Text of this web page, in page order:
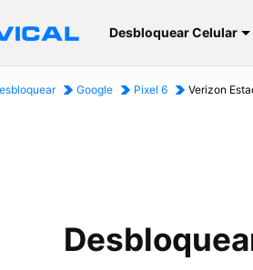
Desbloquear Celular
Google Pixel 6 Verizon